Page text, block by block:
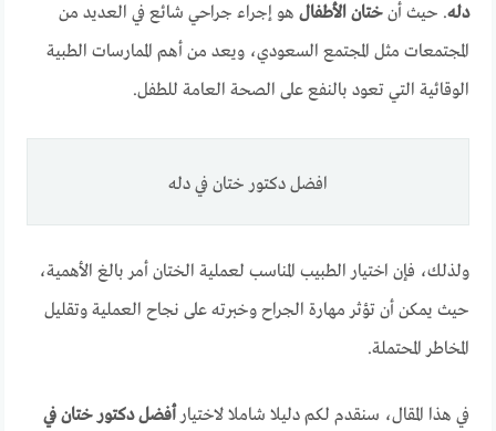
دله. حيث أنختان الأطفال هو إجراء جراحي شائع في العديد من
المجتمعات مثل المجتمع السعودي، ويعد من أهم الممارسات الطبية
الوقائية التي تعود بالنفع على الصحة العامة للطفل.
افضل دكتور ختان في دله
ولذلك، فإن اختيار الطبيب المناسب لعملية الختان أمر بالغ الأهمية،
حيث يمكن أن تؤثر مهارة الجراح وخبرته على نجاح العملية وتقليل
المخاطر المحتملة.
في هذا المقال، سنقدم لكم دليلا شاملا لاختيارأفضل دكتور ختان في